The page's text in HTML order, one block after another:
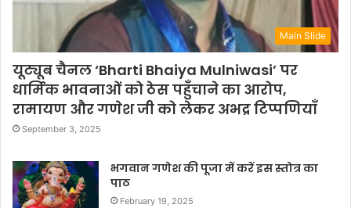
Main Slide
यूट्यूब चैनल ‘Bharti Bhaiya Mulniwasi’ पर
धार्मिक भावनाओं को ठेस पहुँचाने का आरोप,
रामायण और गणेश जी को लेकर अभद्र टिप्पणियाँ
September 3, 2025
भगवान गणेश की पूजा में करें इस स्तोत्र का
पाठ
February 19, 2025